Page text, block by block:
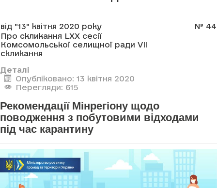
від "13" квітня 2020 року
№ 44
Про скликання LXX сесії
Комсомольської селищної ради VII
скликання
Деталі
Опубліковано: 13 квітня 2020
Перегляди: 615
Рекомендації Мінрегіону щодо
поводження з побутовими відходами
під час карантину